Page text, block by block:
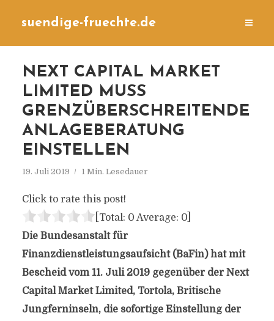
suendige-fruechte.de
NEXT CAPITAL MARKET
LIMITED MUSS
GRENZÜBERSCHREITENDE
ANLAGEBERATUNG
EINSTELLEN
19. Juli 2019 1 Min. Lesedauer
Click to rate this post!
[Total: 0 Average: 0]
Die Bundesanstalt für
Finanzdienstleistungsaufsicht (BaFin) hat mit
Bescheid vom 11. Juli 2019 gegenüber der Next
Capital Market Limited, Tortola, Britische
Jungferninseln, die sofortige Einstellung der